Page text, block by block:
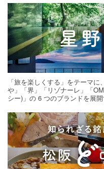
「旅を楽しくする」をテーマ
や」「界」「リゾナーレ」「
シー)」の 6 つのブランドを展